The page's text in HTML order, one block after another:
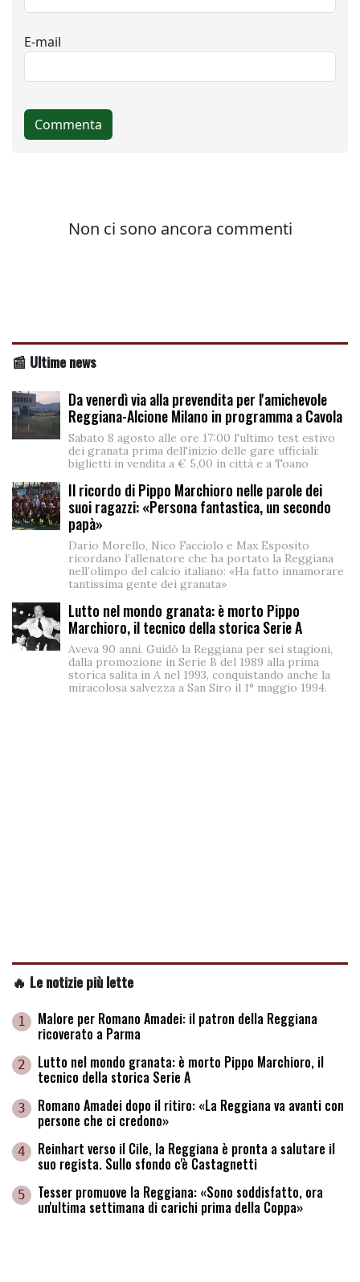
📰 Ultime news
Da venerdì via alla prevendita per l'amichevole
Reggiana-Alcione Milano in programma a Cavola
Sabato 8 agosto alle ore 17:00 l'ultimo test estivo
dei granata prima dell'inizio delle gare ufficiali:
biglietti in vendita a € 5,00 in città e a Toano
Il ricordo di Pippo Marchioro nelle parole dei
suoi ragazzi: «Persona fantastica, un secondo
papà»
Dario Morello, Nico Facciolo e Max Esposito
ricordano l’allenatore che ha portato la Reggiana
nell’olimpo del calcio italiano: «Ha fatto innamorare
tantissima gente dei granata»
Lutto nel mondo granata: è morto Pippo
Marchioro, il tecnico della storica Serie A
Aveva 90 anni. Guidò la Reggiana per sei stagioni,
dalla promozione in Serie B del 1989 alla prima
storica salita in A nel 1993, conquistando anche la
miracolosa salvezza a San Siro il 1° maggio 1994.
🔥 Le notizie più lette
1 Malore per Romano Amadei: il patron della Reggiana
ricoverato a Parma
2 Lutto nel mondo granata: è morto Pippo Marchioro, il
tecnico della storica Serie A
3 Romano Amadei dopo il ritiro: «La Reggiana va avanti con
persone che ci credono»
4 Reinhart verso il Cile, la Reggiana è pronta a salutare il
suo regista. Sullo sfondo c'è Castagnetti
5 Tesser promuove la Reggiana: «Sono soddisfatto, ora
un'ultima settimana di carichi prima della Coppa»